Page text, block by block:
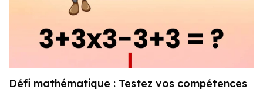
Défi mathématique : Testez vos compétences